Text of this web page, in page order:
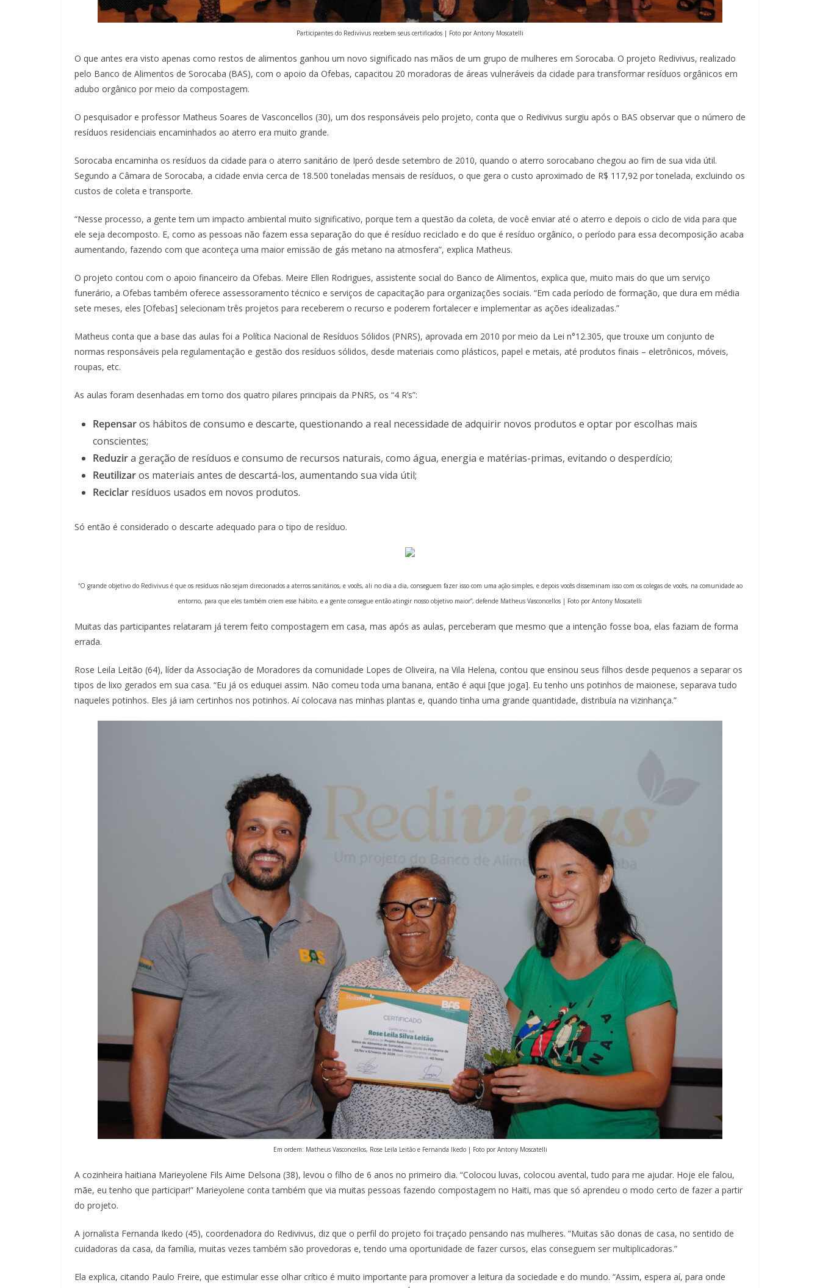
Participantes do Redivivus recebem seus certificados | Foto por Antony Moscatelli
O que antes era visto apenas como restos de alimentos ganhou um novo significado nas mãos de um grupo de mulheres em Sorocaba. O projeto Redivivus, realizado
pelo Banco de Alimentos de Sorocaba (BAS), com o apoio da Ofebas, capacitou 20 moradoras de áreas vulneráveis da cidade para transformar resíduos orgânicos em
adubo orgânico por meio da compostagem.
O pesquisador e professor Matheus Soares de Vasconcellos (30), um dos responsáveis pelo projeto, conta que o Redivivus surgiu após o BAS observar que o número de
resíduos residenciais encaminhados ao aterro era muito grande.
Sorocaba encaminha os resíduos da cidade para o aterro sanitário de Iperó desde setembro de 2010, quando o aterro sorocabano chegou ao fim de sua vida útil.
Segundo a Câmara de Sorocaba, a cidade envia cerca de 18.500 toneladas mensais de resíduos, o que gera o custo aproximado de R$ 117,92 por tonelada, excluindo os
custos de coleta e transporte.
“Nesse processo, a gente tem um impacto ambiental muito significativo, porque tem a questão da coleta, de você enviar até o aterro e depois o ciclo de vida para que
ele seja decomposto. E, como as pessoas não fazem essa separação do que é resíduo reciclado e do que é resíduo orgânico, o período para essa decomposição acaba
aumentando, fazendo com que aconteça uma maior emissão de gás metano na atmosfera”, explica Matheus.
O projeto contou com o apoio financeiro da Ofebas. Meire Ellen Rodrigues, assistente social do Banco de Alimentos, explica que, muito mais do que um serviço
funerário, a Ofebas também oferece assessoramento técnico e serviços de capacitação para organizações sociais. “Em cada período de formação, que dura em média
sete meses, eles [Ofebas] selecionam três projetos para receberem o recurso e poderem fortalecer e implementar as ações idealizadas.”
Matheus conta que a base das aulas foi a Política Nacional de Resíduos Sólidos (PNRS), aprovada em 2010 por meio da Lei n°12.305, que trouxe um conjunto de
normas responsáveis pela regulamentação e gestão dos resíduos sólidos, desde materiais como plásticos, papel e metais, até produtos finais – eletrônicos, móveis,
roupas, etc.
As aulas foram desenhadas em torno dos quatro pilares principais da PNRS, os “4 R’s”:
Repensaros hábitos de consumo e descarte, questionando a real necessidade de adquirir novos produtos e optar por escolhas mais
conscientes;
Reduzira geração de resíduos e consumo de recursos naturais, como água, energia e matérias-primas, evitando o desperdício;
Reutilizaros materiais antes de descartá-los, aumentando sua vida útil;
Reciclar resíduos usados em novos produtos.
Só então é considerado o descarte adequado para o tipo de resíduo.
“O grande objetivo do Redivivus é que os resíduos não sejam direcionados a aterros sanitários, e vocês, ali no dia a dia, conseguem fazer isso com uma ação simples, e depois vocês disseminam isso com os colegas de vocês, na comunidade ao
entorno, para que eles também criem esse hábito, e a gente consegue então atingir nosso objetivo maior”, defende Matheus Vasconcellos | Foto por Antony Moscatelli
Muitas das participantes relataram já terem feito compostagem em casa, mas após as aulas, perceberam que mesmo que a intenção fosse boa, elas faziam de forma
errada.
Rose Leila Leitão (64), líder da Associação de Moradores da comunidade Lopes de Oliveira, na Vila Helena, contou que ensinou seus filhos desde pequenos a separar os
tipos de lixo gerados em sua casa. “Eu já os eduquei assim. Não comeu toda uma banana, então é aqui [que joga]. Eu tenho uns potinhos de maionese, separava tudo
naqueles potinhos. Eles já iam certinhos nos potinhos. Aí colocava nas minhas plantas e, quando tinha uma grande quantidade, distribuía na vizinhança.”
Em ordem: Matheus Vasconcellos, Rose Leila Leitão e Fernanda Ikedo | Foto por Antony Moscatelli
A cozinheira haitiana Marieyolene Fils Aime Delsona (38), levou o filho de 6 anos no primeiro dia. “Colocou luvas, colocou avental, tudo para me ajudar. Hoje ele falou,
mãe, eu tenho que participar!” Marieyolene conta também que via muitas pessoas fazendo compostagem no Haiti, mas que só aprendeu o modo certo de fazer a partir
do projeto.
A jornalista Fernanda Ikedo (45), coordenadora do Redivivus, diz que o perfil do projeto foi traçado pensando nas mulheres. “Muitas são donas de casa, no sentido de
cuidadoras da casa, da família, muitas vezes também são provedoras e, tendo uma oportunidade de fazer cursos, elas conseguem ser multiplicadoras.”
Ela explica, citando Paulo Freire, que estimular esse olhar crítico é muito importante para promover a leitura da sociedade e do mundo. “Assim, espera aí, para onde